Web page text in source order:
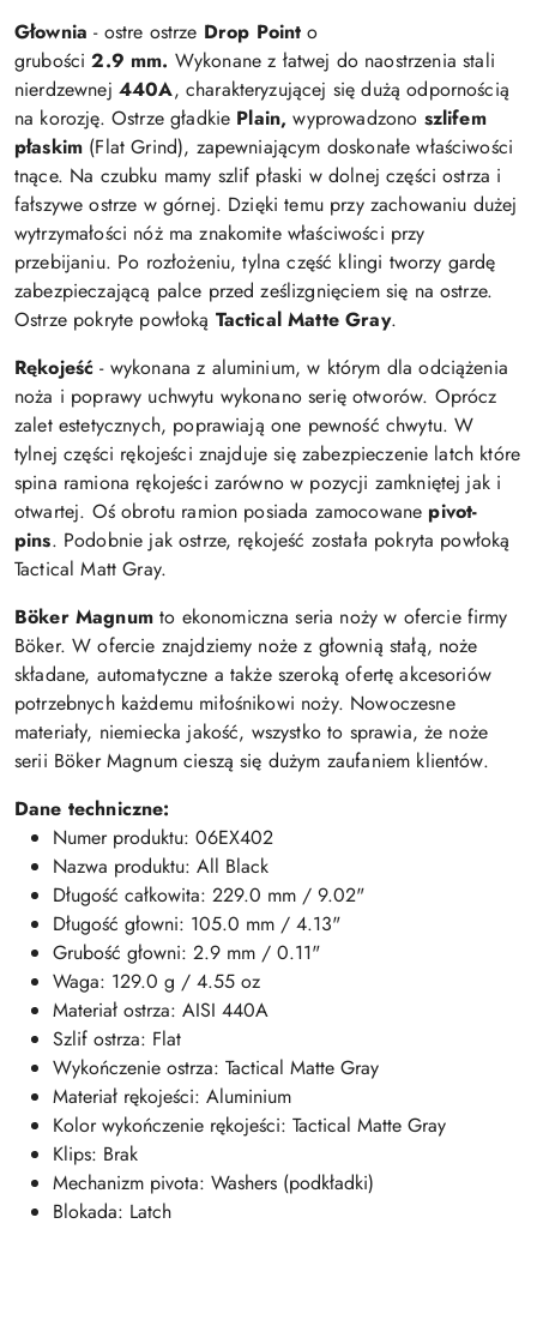
Głownia - ostre ostrze Drop Point o
grubości 2.9 mm. Wykonane z łatwej do naostrzenia stali
nierdzewnej 440A, charakteryzującej się dużą odpornością
na korozję. Ostrze gładkie Plain, wyprowadzono szlifem
płaskim (Flat Grind), zapewniającym doskonałe właściwości
tnące. Na czubku mamy szlif płaski w dolnej części ostrza i
fałszywe ostrze w górnej. Dzięki temu przy zachowaniu dużej
wytrzymałości nóż ma znakomite właściwości przy
przebijaniu. Po rozłożeniu, tylna część klingi tworzy gardę
zabezpieczającą palce przed ześlizgnięciem się na ostrze.
Ostrze pokryte powłoką Tactical Matte Gray.
Rękojeść - wykonana z aluminium, w którym dla odciążenia
noża i poprawy uchwytu wykonano serię otworów. Oprócz
zalet estetycznych, poprawiają one pewność chwytu. W
tylnej części rękojeści znajduje się zabezpieczenie latch które
spina ramiona rękojeści zarówno w pozycji zamkniętej jak i
otwartej. Oś obrotu ramion posiada zamocowane pivot-
pins. Podobnie jak ostrze, rękojeść została pokryta powłoką
Tactical Matt Gray.
Böker Magnumto ekonomiczna seria noży w ofercie firmy
Böker. W ofercie znajdziemy noże z głownią stałą, noże
składane, automatyczne a także szeroką ofertę akcesoriów
potrzebnych każdemu miłośnikowi noży. Nowoczesne
materiały, niemiecka jakość, wszystko to sprawia, że noże
serii Böker Magnum cieszą się dużym zaufaniem klientów.
Dane techniczne:
Numer produktu: 06EX402
Nazwa produktu: All Black
Długość całkowita: 229.0 mm / 9.02"
Długość głowni: 105.0 mm / 4.13"
Grubość głowni: 2.9 mm / 0.11"
Waga: 129.0 g / 4.55 oz
Materiał ostrza: AISI 440A
Szlif ostrza: Flat
Wykończenie ostrza: Tactical Matte Gray
Materiał rękojeści: Aluminium
Kolor wykończenie rękojeści: Tactical Matte Gray
Klips: Brak
Mechanizm pivota: Washers (podkładki)
Blokada: Latch